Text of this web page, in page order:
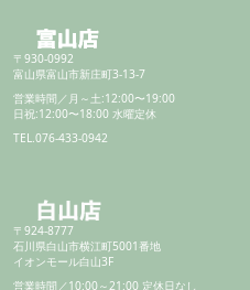
〒930-0992
富山県富山市新庄町3-13-7
営業時間／ 月～土:12:00〜19:00
日祝:12:00〜18:00 水曜定休
TEL.076-433-0942
〒924-8777
石川県白山市横江町5001番地
イオンモール白山3F
営業時間／ 10:00～21:00 定休日なし